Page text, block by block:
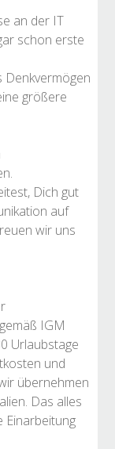
an der IT
schon erste
Denkvermögen
größere
Dich gut
auf
wir uns
IGM
Urlaubstage
und
übernehmen
Das alles
Einarbeitung